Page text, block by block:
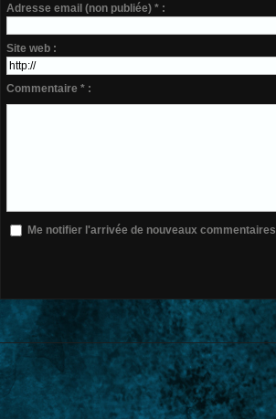
Adresse email (non publiée) * :
Site web :
Commentaire * :
Me notifier l'arrivée de nouveaux commentaires